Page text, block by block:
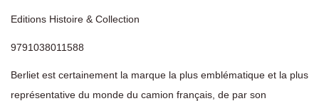
Editions Histoire & Collection
9791038011588
Berliet est certainement la marque la plus emblématique et la plus
représentative du monde du camion français, de par son